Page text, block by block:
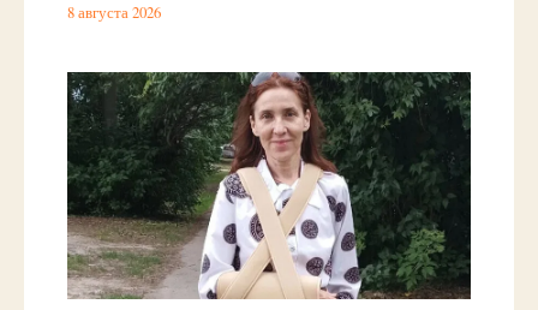
8 августа 2026